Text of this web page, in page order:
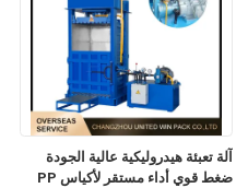
آلة تعبئة هيدروليكية عالية الجودة
ضغط قوي أداء مستقر لأكياس PP